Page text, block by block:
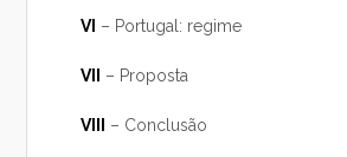
VI – Portugal: regime
VII – Proposta
VIII – Conclusão